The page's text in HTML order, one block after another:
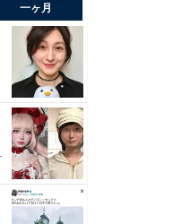
一ヶ月